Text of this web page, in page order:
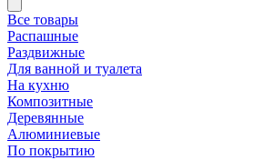
Все товары
Распашные
Раздвижные
Для ванной и туалета
На кухню
Композитные
Деревянные
Алюминиевые
По покрытию